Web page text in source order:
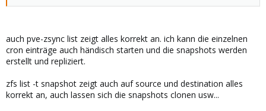
auch pve-zsync list zeigt alles korrekt an. ich kann die einzelnen
cron einträge auch händisch starten und die snapshots werden
erstellt und repliziert.
zfs list -t snapshot zeigt auch auf source und destination alles
korrekt an, auch lassen sich die snapshots clonen usw...